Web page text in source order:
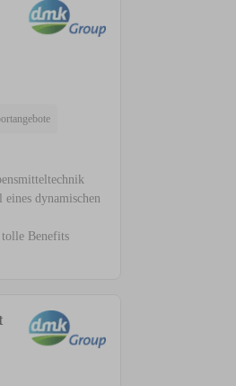
dynamischen
tolle Benefits